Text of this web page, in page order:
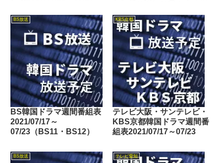
01/15
BS放送
BS韓国ドラマ週間番組表
2021/07/17～
07/23（BS11・BS12）
KBS京都
テレビ大阪・サンテレビ・
KBS京都韓国ドラマ週間番
組表2021/07/17～07/23
BS放送 テレビ愛知